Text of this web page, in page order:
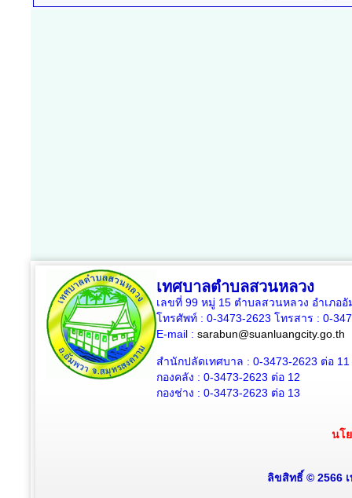
เทศบาลตำบลสวนหลวง
เลขที่ 99 หมู่ 15 ตำบลสวนหลวง อำเภอ
โทรศัพท์ : 0-3473-2623 โทรสาร : 0-
E-mail : sarabun@suanluangcity.go.th
สำนักปลัดเทศบาล : 0-3473-2623 ต่อ 11
กองคลัง : 0-3473-2623 ต่อ 12
กองช่าง : 0-3473-2623 ต่อ 13
นโ
ลิขสิทธิ์ © 2566